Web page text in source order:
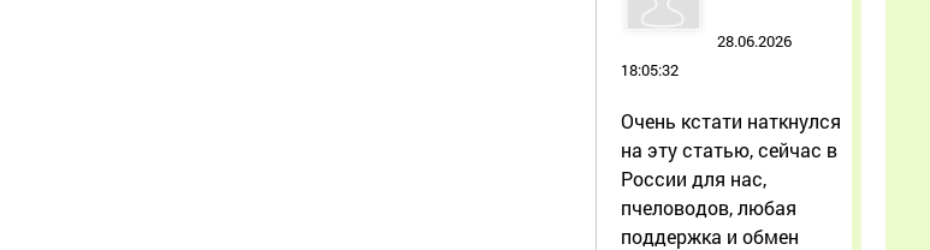
28.06.2026
18:05:32
Очень кстати наткнулся
на эту статью, сейчас в
России для нас,
пчеловодов, любая
поддержка и обмен